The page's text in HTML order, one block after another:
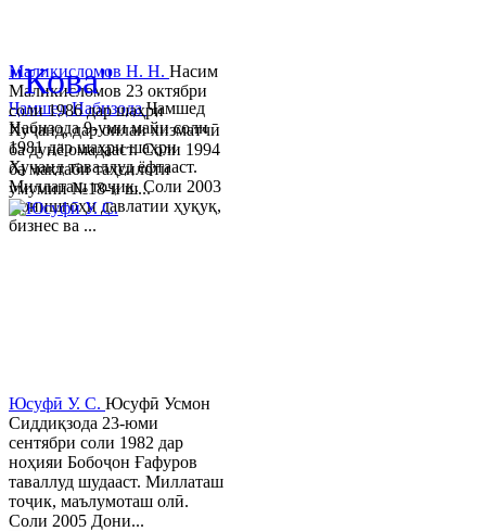
Ҷамшед НабизодаҶамшед
Набизода 9-уми майи соли
1981 дар шаҳри шаҳри
Хуҷанд таваллуд ёфтааст.
Миллаташ тоҷик. Соли 2003
Донишгоҳи давлатии ҳуқуқ,
бизнес ва ...
Маликисломов Н. Н. Насим
Маликисломов 23 октябри
соли 1986 дар шаҳри
Хуҷанд, дар оилаи хизматчӣ
ба дунё омадааст. Соли 1994
ба мактаби таҳсилоти
умумии №18-и ш...
Юсуфӣ У. C. Юсуфӣ Усмон
Сиддиқзода 23-юми
сентябри соли 1982 дар
ноҳияи Бобоҷон Ғафуров
таваллуд шудааст. Миллаташ
тоҷик, маълумоташ олӣ.
Соли 2005 Дони...
"Кова"